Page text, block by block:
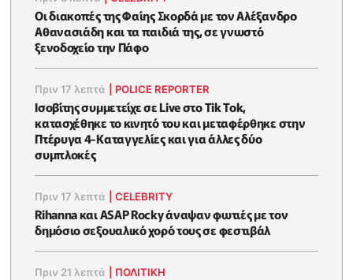
Οι διακοπές της Φαίης Σκορδά με τον Αλέξανδρο
Αθανασιάδη και τα παιδιά της, σε γνωστό
ξενοδοχείο την Πάφο
Πριν 17 λεπτά POLICE REPORTER
Ισοβίτης συμμετείχε σε Live στο Tik Tok,
κατασχέθηκε το κινητό του και μεταφέρθηκε στην
Πτέρυγα 4-Καταγγελίες και για άλλες δύο
συμπλοκές
Πριν 17 λεπτά |CELEBRITY
Rihanna και ASAP Rocky άναψαν φωτιές με τον
δημόσιο σεξουαλικό χορό τους σε φεστιβάλ
Πριν 21 λεπτά ΠΟΛΙΤΙΚΗ